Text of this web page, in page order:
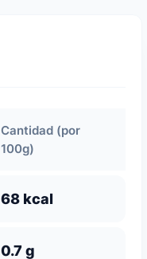
Cantidad (por
100g)
68 kcal
0.7 g